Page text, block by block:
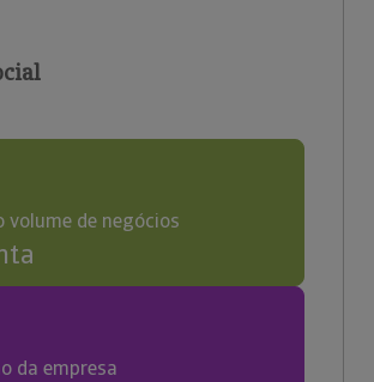
volume de negócios
da empresa